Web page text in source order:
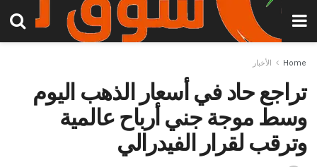
Home الأخبار
تراجع حاد في أسعار الذهب اليوم
وسط موجة جني أرباح عالمية
وترقب لقرار الفيدرالي